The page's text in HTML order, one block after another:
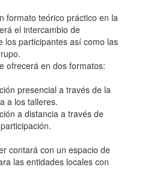
formato teórico práctico en la
el intercambio de
los participantes así como las
ofrecerá en dos formatos:
presencial a través de la
a los talleres.
a distancia a través de
contará con un espacio de
las entidades locales con